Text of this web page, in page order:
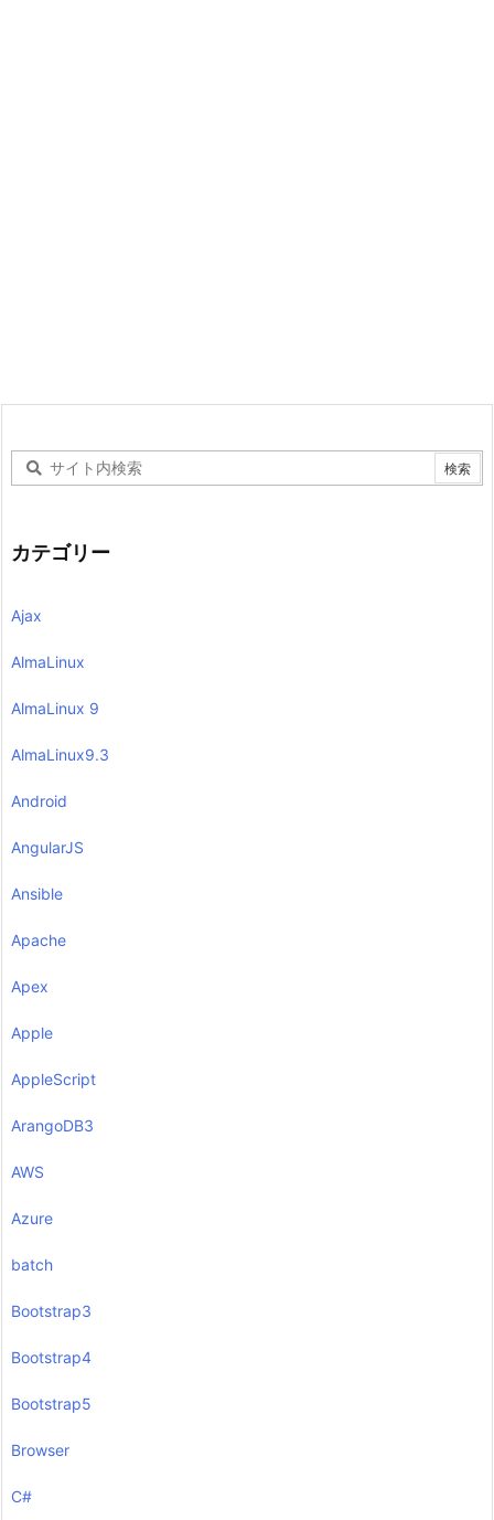
カテゴリー
Ajax
AlmaLinux
AlmaLinux 9
AlmaLinux9.3
Android
AngularJS
Ansible
Apache
Apex
Apple
AppleScript
ArangoDB3
AWS
Azure
batch
Bootstrap3
Bootstrap4
Bootstrap5
Browser
C#